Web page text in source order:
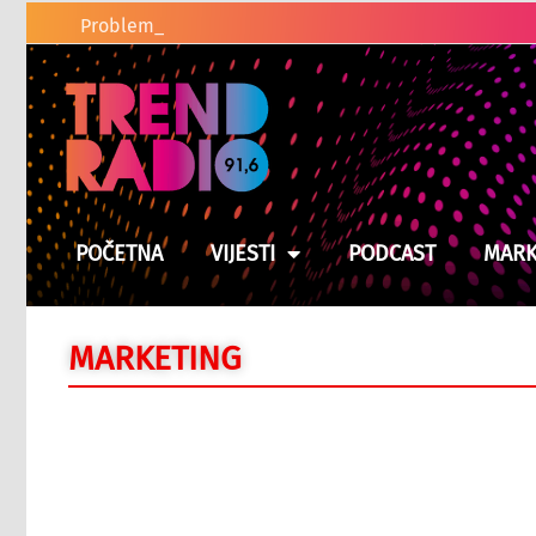
Problem električnih romobila u BiH:
POČETNA VIJESTI PODCAST
MARKETING